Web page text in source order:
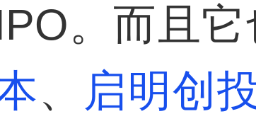
。而且
、 启明创